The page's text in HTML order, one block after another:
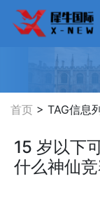
首页 > TAG信息
15 岁以下
什么神仙